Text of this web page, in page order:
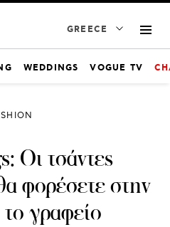
GREECE
WEDDINGS VOGUE TV
Οι τσάντες
φορέσετε στην
γραφείο